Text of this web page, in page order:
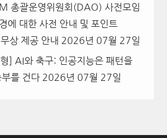
총괄운영위원회(DAO) 사전모임
에 대한 사전 안내 및 포인트
상 제공 안내 2026년 07월 27일
형] AI와 축구: 인공지능은 패턴을
를 건다 2026년 07월 27일